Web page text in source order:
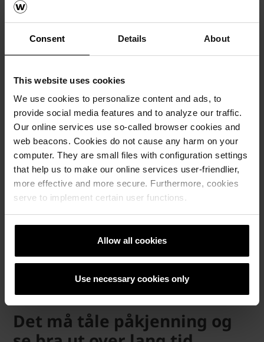
Consent Details About
This website uses cookies
We use cookies to personalize content and ads, to
provide social media features and to analyze our traffic.
Our online services use so-called browser cookies and
web beacons. Cookies do not cause any harm on your
computer. They are small files with configuration settings
that help us to make our online services user-friendlier,
more effective and more secure. Furthermore, cookies
serve to implement certain user functions.
Allow all cookies
Use necessary cookies only
God korrespondanse og hjelp fra wienerberger har vært
informasjon, alt fra type tegl og teknisk hjelp til
oppbygging. Som kunde er det avgjørende å få god
rådgivning, og det blir enklere å velge tegl når man får slik
støtte, sier Gitenstein.
"Det har vært veldig fin kontakt med
wienerberger kontoret i Oslo. De har
levert prøver og gitt mye hjelp. Det har
gjort det enkelt å se teglens muligheter
når vi får så mye informasjon, alt fra
type tegl og teknisk hjelp til oppbygging.
Som kunde er det avgjørende å få god
rådgivning, og det blir enklere å velge
tegl når man får slik støtte."
Maxwell Gitenstein
Prosjektleder i Studio Oslo Landskapsarkitekter
Det må tåle påkjenning og